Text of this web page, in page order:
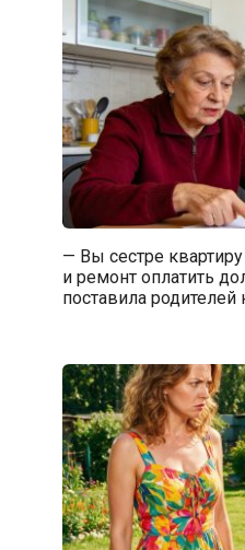
— Вы сестре
и ремонт оплатить
поставила родителей